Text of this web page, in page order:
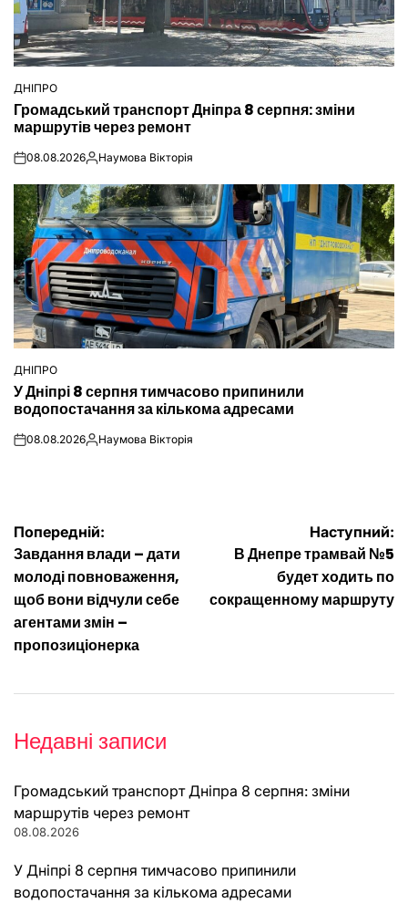
ОПУБЛІКУВАТИ
ДНІПРО
Громадський транспорт Дніпра 8 серпня: зміни
маршрутів через ремонт
on08.08.2026Опубліковано
Наумова Вікторія
ОПУБЛІКУВАТИ
У
ДНІПРО
У Дніпрі 8 серпня тимчасово припинили
водопостачання за кількома адресами
on08.08.2026Опубліковано
Наумова Вікторія
Навігація
записів
Попередній:
Завдання влади – дати
молоді повноваження,
щоб вони відчули себе
агентами змін –
пропозиціонерка
Наступний:
В Днепре трамвай №5
будет ходить по
сокращенному маршруту
Недавні записи
Громадський транспорт Дніпра 8 серпня: зміни
маршрутів через ремонт
08.08.2026
У Дніпрі 8 серпня тимчасово припинили
водопостачання за кількома адресами